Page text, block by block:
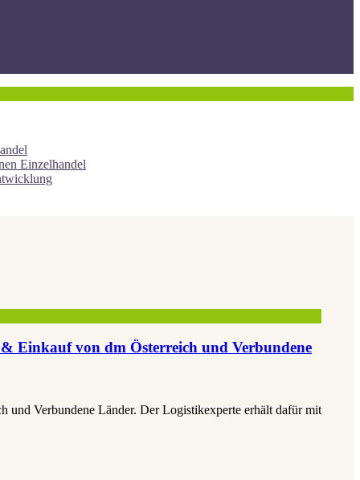
Einzelhandel
Einkauf von dm Österreich und Verbundene
und Verbundene Länder. Der Logistikexperte erhält dafür mit